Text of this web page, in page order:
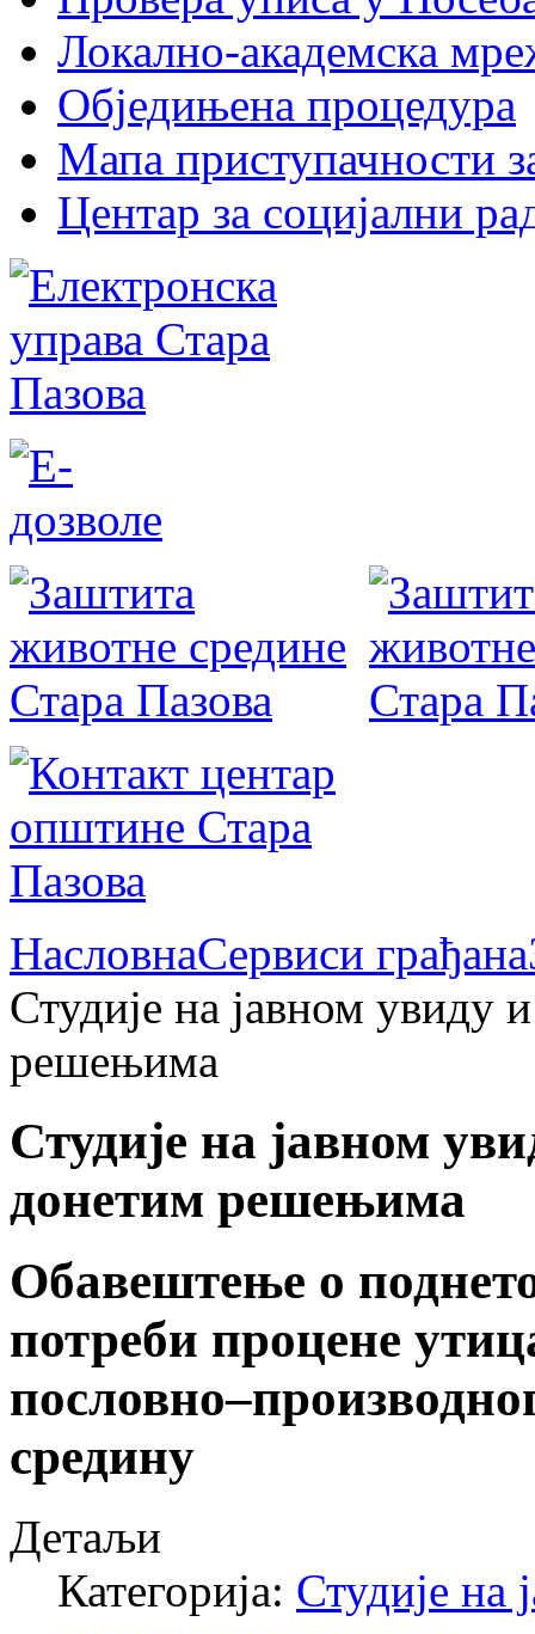
Локално-академска
Обједињена процедура
Мапа приступачности
Центар за социјални
НасловнаСервиси грађана
Студије на јавном увиду
решењима
Студије на јавном
донетим решењима
Обавештење о
потреби процене
средину
Детаљи
Категорија: Студије на